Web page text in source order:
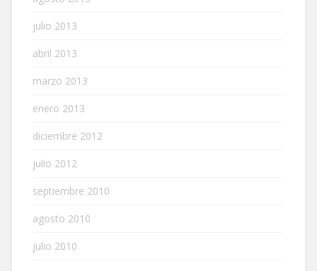
julio 2013
abril 2013
marzo 2013
enero 2013
diciembre 2012
julio 2012
septiembre 2010
agosto 2010
julio 2010